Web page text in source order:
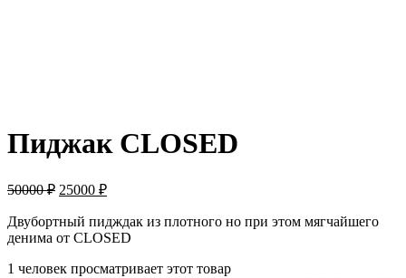
Пиджак CLOSED
50000₽ 25000 ₽
Двубортный пидждак из плотного но при этом мягчайшего
денима от CLOSED
1 человек просматривает этот товар